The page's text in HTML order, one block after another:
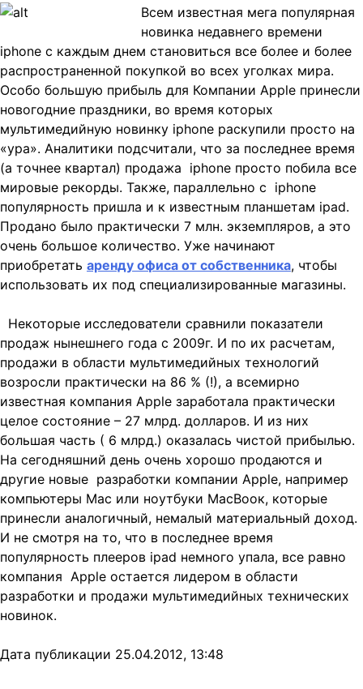
Всем известная мега популярная
новинка недавнего времени
iphone с каждым днем становиться все более и более
распространенной покупкой во всех уголках мира.
Особо большую прибыль для Компании Apple принесли
новогодние праздники, во время которых
мультимедийную новинку iphone раскупили просто на
«ура». Аналитики подсчитали, что за последнее время
(а точнее квартал) продажа iphone просто побила все
мировые рекорды. Также, параллельно с iphone
популярность пришла и к известным планшетам ipad.
Продано было практически 7 млн. экземпляров, а это
очень большое количество. Уже начинают
приобретать аренду офиса от собственника, чтобы
использовать их под специализированные магазины.
Некоторые исследователи сравнили показатели
продаж нынешнего года с 2009г. И по их расчетам,
продажи в области мультимедийных технологий
возросли практически на 86 % (!), а всемирно
известная компания Apple заработала практически
целое состояние – 27 млрд. долларов. И из них
большая часть ( 6 млрд.) оказалась чистой прибылью.
На сегодняшний день очень хорошо продаются и
другие новые разработки компании Apple, например
компьютеры Мас или ноутбуки МасВоок, которые
принесли аналогичный, немалый материальный доход.
И не смотря на то, что в последнее время
популярность плееров ipad немного упала, все равно
компания Apple остается лидером в области
разработки и продажи мультимедийных технических
новинок.
Дата публикации 25.04.2012, 13:48